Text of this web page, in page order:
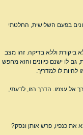
בפעם השלישית, החלטתי
וללא בדיקה. זהו מצב
לו ישנם כיוונים והוא מחפש
לו למדריך.
אל עצמו. הדרך הזו, לדעתי,
כנפיו, פרש אותן ונסק?